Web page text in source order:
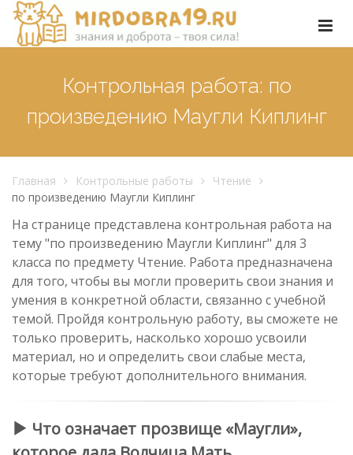
Контрольная работа: по
произведению Маугли Киплинг
Главная Контрольные работы
Чтение
по произведению Маугли Киплинг
На странице представлена контрольная работа на
тему "по произведению Маугли Киплинг" для 3
класса по предмету Чтение. Работа предназначена
для того, чтобы вы могли проверить свои знания и
умения в конкретной области, связанно с учебной
темой. Пройдя контрольную работу, вы сможете не
только проверить, насколько хорошо усвоили
материал, но и определить свои слабые места,
которые требуют дополнительного внимания.
Что означает прозвище «Маугли»,